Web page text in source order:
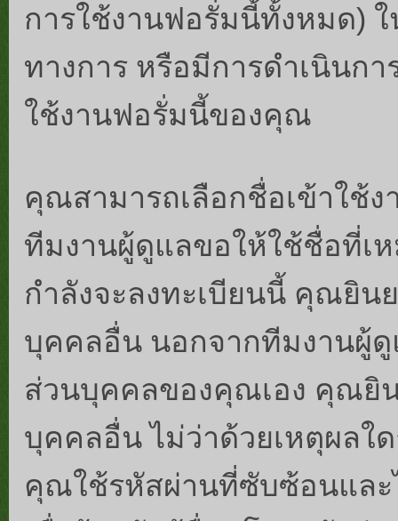
การใช้งานฟอรั่มนี้ทั้งหมด)
ทางการ หรือมีการดำเนินก
ใช้งานฟอรั่มนี้ของคุณ
คุณสามารถเลือกชื่อเข้าใช้
ทีมงานผู้ดูแลขอให้ใช้ชื่อที่
กำลังจะลงทะเบียนนี้ คุณยิ
บุคคลอื่น นอกจากทีมงานผู้
ส่วนบุคคลของคุณเอง คุณยิ
บุคคลอื่น ไม่ว่าด้วยเหตุผล
คุณใช้รหัสผ่านที่ซับซ้อนแล